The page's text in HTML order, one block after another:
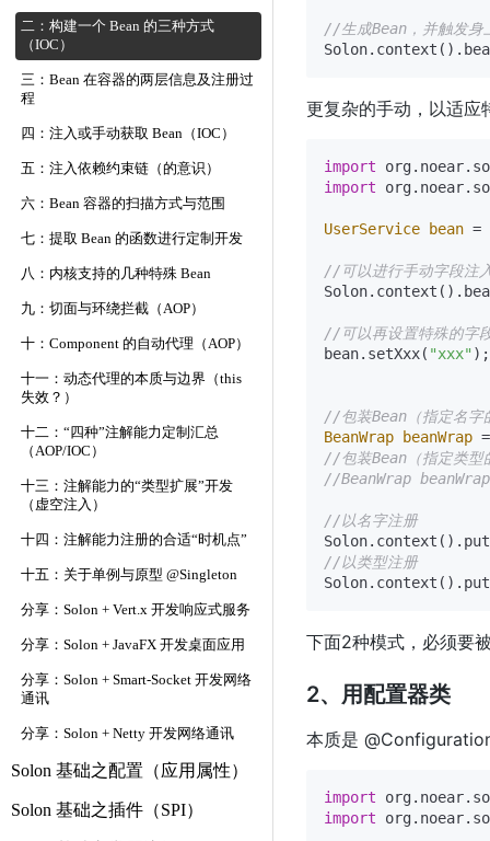
二：构建一个 Bean 的三种方式
（IOC）
三：Bean 在容器的两层信息及注册过
程
四：注入或手动获取 Bean（IOC）
五：注入依赖约束链（的意识）
六：Bean 容器的扫描方式与范围
七：提取 Bean 的函数进行定制开发
八：内核支持的几种特殊 Bean
九：切面与环绕拦截（AOP）
十：Component 的自动代理（AOP）
十一：动态代理的本质与边界（this
失效？）
十二：“四种”注解能力定制汇总
（AOP/IOC）
十三：注解能力的“类型扩展”开发
（虚空注入）
十四：注解能力注册的合适“时机点”
十五：关于单例与原型 @Singleton
分享：Solon + Vert.x 开发响应式服务
分享：Solon + JavaFX 开发桌面应用
分享：Solon + Smart-Socket 开发网络
通讯
分享：Solon + Netty 开发网络通讯
Solon 基础之配置（应用属性）
Solon 基础之插件（SPI）
//生成Bean，并触发
更复杂的手动，以适应
import
import
UserService bean =
//可以进行手动字段注
//可以再设置特殊的字
bean.setXxx( "xxx" );
//包装Bean（指定名字
BeanWrap
beanWrap =
//包装Bean（指定类型
//BeanWrap
//以名字注册
//以类型注册
下面2种模式，必须要
2、用配置器类
本质是
import
import